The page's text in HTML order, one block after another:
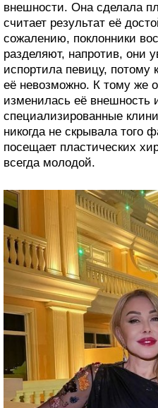
внешности. Она сделала
считает результат её
сожалению, поклонники
разделяют, напротив, они
испортила певицу, потому
её невозможно. К тому же
изменилась её внешность
специализированные
никогда не скрывала того
посещает пластических
всегда молодой.